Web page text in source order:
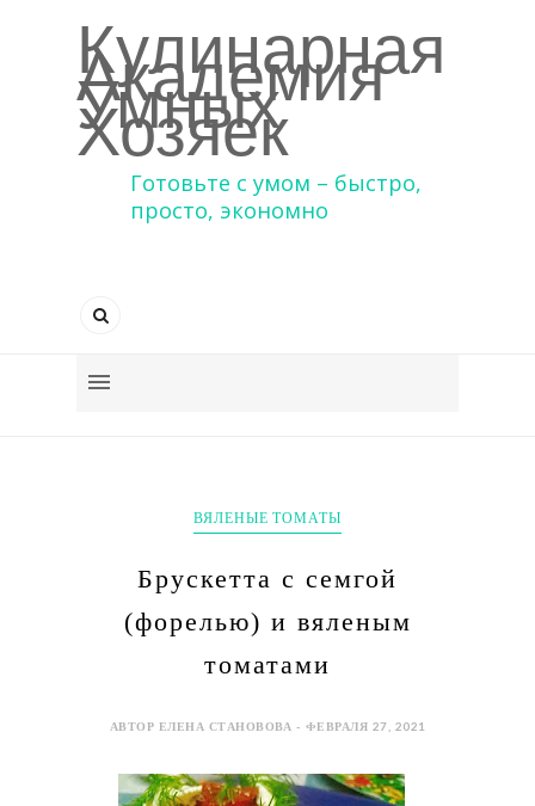
Кулинарная
Академия
Умных
Хозяек
Готовьте с умом – быстро,
просто, экономно
ВЯЛЕНЫЕ ТОМАТЫ
Брускетта с семгой
(форелью) и вяленым
томатами
АВТОР ЕЛЕНА СТАНОВОВА - ФЕВРАЛЯ 27, 2021